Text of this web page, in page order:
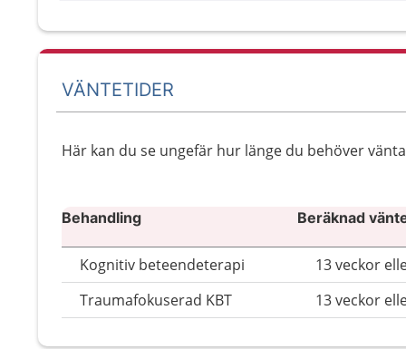
VÄNTETIDER
Här kan du se ungefär hur länge du behöver
Behandling Beräknad
Kognitiv beteendeterapi
13 veckor
Traumafokuserad KBT
13 veckor